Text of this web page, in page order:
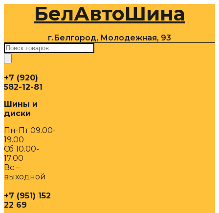
содержимомуБелАвтоШина
г.Белгород, Молодежная, 93
Поиск
товаров
+7 (920)
582-12-81
Шины и
диски
Пн-Пт 09.00-
19.00
Сб 10.00-
17.00
Вс –
выходной
+7 (951) 152
22 69